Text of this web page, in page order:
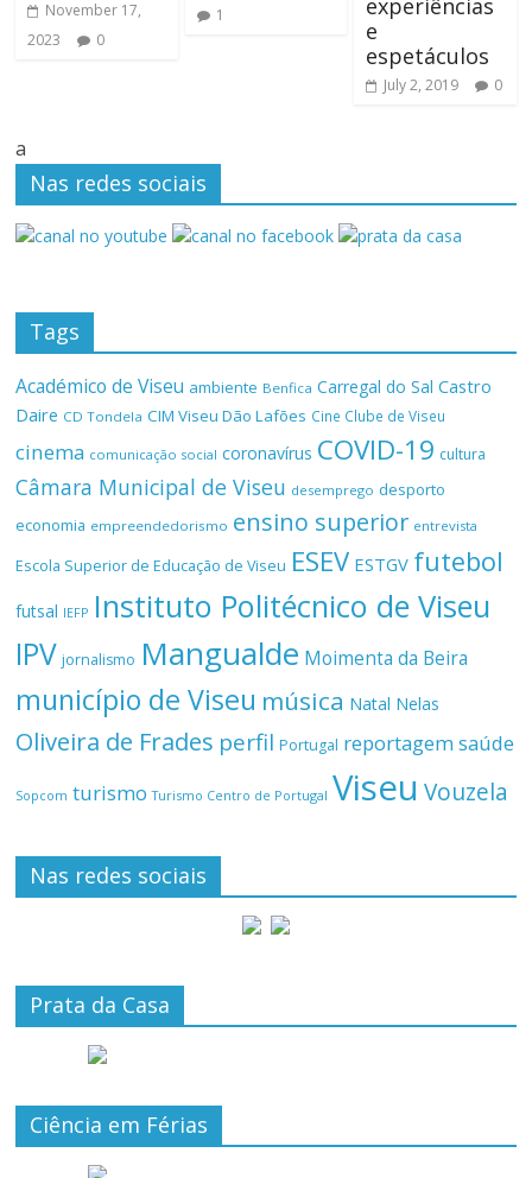
November 17,
2023
0
1
experiências
e
espetáculos
July 2, 2019 0
a
Nas redes sociais
Tags
Académico de Viseu ambiente Benfica Carregal do Sal Castro
Daire CD Tondela CIM Viseu Dão Lafões Cine Clube de Viseu
cinema comunicação social coronavírus COVID-19 cultura
Câmara Municipal de Viseu desemprego desporto
economia empreendedorismo ensino superior entrevista
Escola Superior de Educação de Viseu ESEV ESTGV futebol
futsal IEFP Instituto Politécnico de Viseu
IPV jornalismo Mangualde Moimenta da Beira
município de Viseu música Natal Nelas
Oliveira de Frades perfil Portugal reportagemsaúde
Sopcom turismo Turismo Centro de Portugal Viseu Vouzela
Nas redes sociais
Prata da Casa
Ciência em Férias